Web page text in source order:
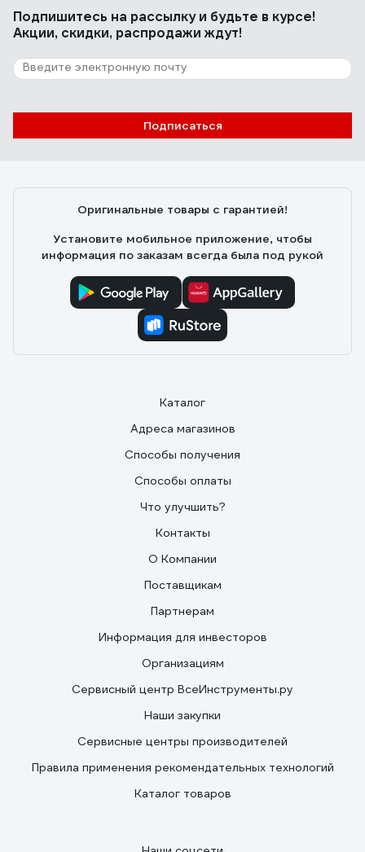
Подпишитесь на рассылкуи будьте в курсе!
Акции, скидки, распродажи ждут!
Подписаться
Оригинальные товары с гарантией!
Установите мобильное приложение, чтобы
информация по заказам всегда была под рукой
Каталог
Адреса магазинов
Способы получения
Способы оплаты
Что улучшить?
Контакты
О Компании
Поставщикам
Партнерам
Информация для инвесторов
Организациям
Сервисный центр ВсеИнструменты.ру
Наши закупки
Сервисные центры производителей
Правила применения рекомендательных технологий
Каталог товаров